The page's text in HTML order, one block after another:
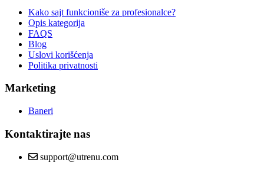
Kako sajt funkcioniše za profesionalce?
Opis kategorija
FAQS
Blog
Uslovi korišćenja
Politika privatnosti
Marketing
Baneri
Kontaktirajte nas
support@utrenu.com